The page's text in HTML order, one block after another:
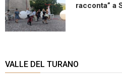
racconta” a
VALLE DEL TURANO